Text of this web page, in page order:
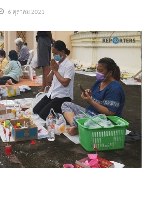
6 ตุลาคม 2021